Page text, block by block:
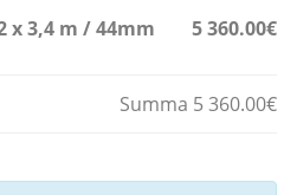
x 3,4 m / 44mm 5 360.00€
Summa 5 360.00€